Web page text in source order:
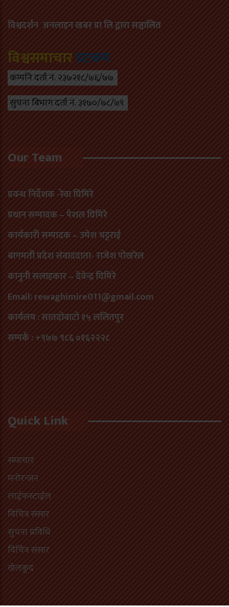
विश्वदर्शन अनलाइन खबर प्रा लि द्वारा सञ्चालित
विश्वसमाचारडटकम
कम्पनि दर्ता नं. २३७२१८/७६/७७
सुचना बिभाग दर्ता नं. ३१७०/७८/७९
Our Team
प्रवन्ध निर्देशक -रेवा घिमिरे
प्रधान सम्पादक – पेशल घिमिरे
कार्यकारी सम्पादक – उमेश भट्टराई
बागमती प्रदेश संवाददाता- राजेश पोखरेल
कानुनी सलाहकार – देवेन्द्र घिमिरे
Email: rewaghimire011@gmail.com
कार्यलय : सातदोबाटो १५ ललितपुर
सम्पर्क : +९७७ ९८६ ०१६२२२८
Quick Link
समाचार
मनोरन्जन
लाईफस्टाईल
विचित्र संसार
सुचना प्रविधि
विचित्र संसार
खेलकूद